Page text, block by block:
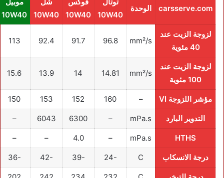
carsserve.com الوحدة
10W40
10W40
10W40
10W40
لزوجة الزيت عند
40 مئوية
mm²/s
96.8
91.7
92.4
113
لزوجة الزيت عند
100 مئوية
mm²/s
14.81
14
13.9
15.6
مؤشر اللزوجة VI –
160
152
153
150
التدوير البارد mPa.s
–
6300
6043
–
HTHS
mPa.s
–
4.0
–
–
درجة الانسكاب C
-24
-39
-42
-36